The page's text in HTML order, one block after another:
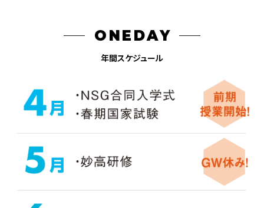
ONEDAY
年間スケジュール